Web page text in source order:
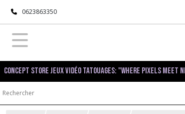
0623863350
Concept Store Jeux Vidéo Tatouages: "Where pixels meet